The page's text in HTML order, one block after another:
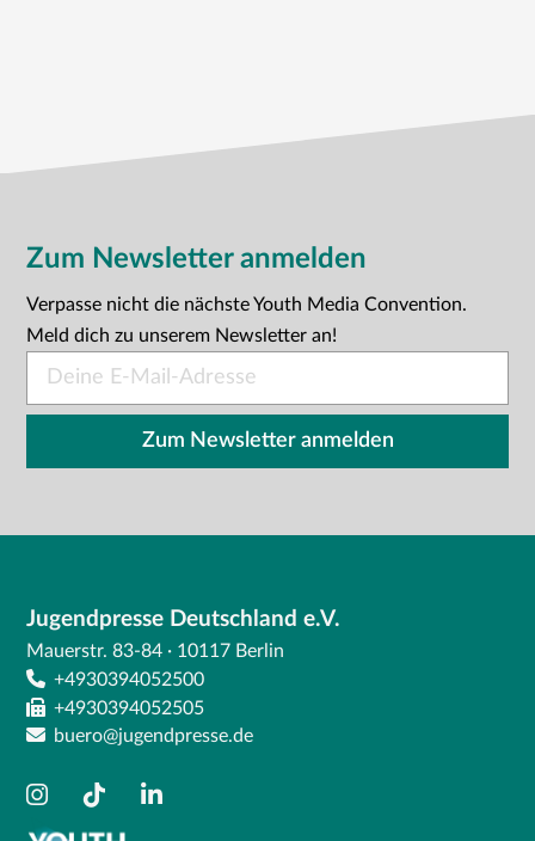
Zum Newsletter anmelden
Verpasse nicht die nächste Youth Media Convention.
Meld dich zu unserem Newsletter an!
Mail*
Zum Newsletter anmelden
Jugendpresse Deutschland e.V.
Mauerstr. 83-84 · 10117 Berlin
+4930394052500
+4930394052505
buero@jugendpresse.de